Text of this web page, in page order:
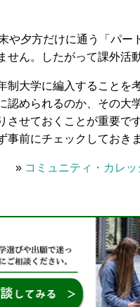
や夕方だけに通う「パー
ん。したがって課外活
制大学に編入することを
認められるのか、その大
させておくことが重要で
前にチェックしておき
» コミュニティ・カレ